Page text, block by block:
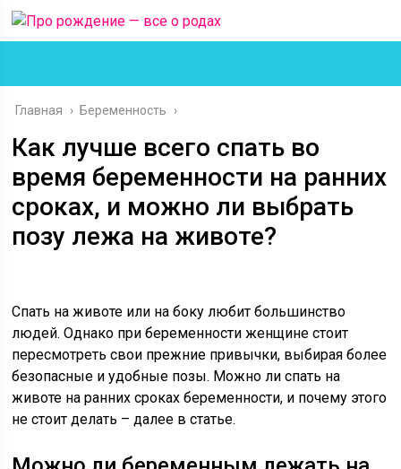
Главная › Беременность ›
Как лучше всего спать во
время беременности на ранних
сроках, и можно ли выбрать
позу лежа на животе?
Спать на животе или на боку любит большинство
людей. Однако при беременности женщине стоит
пересмотреть свои прежние привычки, выбирая более
безопасные и удобные позы. Можно ли спать на
животе на ранних сроках беременности, и почему этого
не стоит делать – далее в статье.